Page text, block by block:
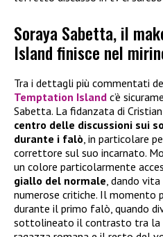
Soraya Sabetta, il
Island finisce nel
Tra i dettagli più commentati
Temptation Island c’è
Sabetta. La fidanzata di
centro delle discussioni sui
durante i falò , in particolare
correttore sul suo incarnato.
un colore particolarmente
giallo del normale , dando
numerose critiche. Il momento
durante il primo falò, quando
sottolineato il contrasto tra la